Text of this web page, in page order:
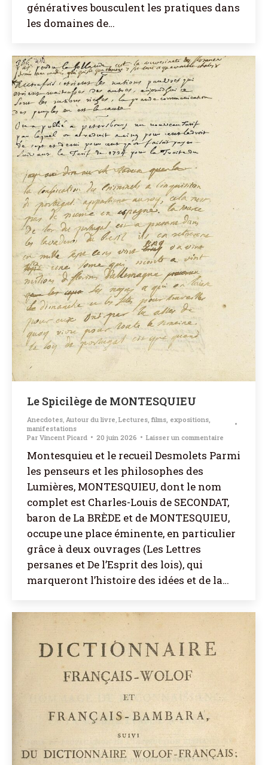
génératives bousculent les pratiques dans
les domaines de…
Le Spicilège de MONTESQUIEU
Anecdotes Autour du livre Lectures, films, expositions,
manifestations
Par Vincent Picard 20 juin 2026 Laisser un commentaire
Montesquieu et le recueil Desmolets Parmi
les penseurs et les philosophes des
Lumières, MONTESQUIEU, dont le nom
complet est Charles-Louis de SECONDAT,
baron de La BRÈDE et de MONTESQUIEU,
occupe une place éminente, en particulier
grâce à deux ouvrages (Les Lettres
persanes et De l’Esprit des lois), qui
marqueront l’histoire des idées et de la…